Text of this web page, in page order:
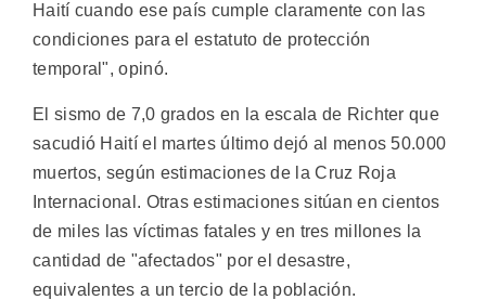
Haití cuando ese país cumple claramente con las
condiciones para el estatuto de protección
temporal", opinó.
El sismo de 7,0 grados en la escala de Richter que
sacudió Haití el martes último dejó al menos 50.000
muertos, según estimaciones de la Cruz Roja
Internacional. Otras estimaciones sitúan en cientos
de miles las víctimas fatales y en tres millones la
cantidad de "afectados" por el desastre,
equivalentes a un tercio de la población.